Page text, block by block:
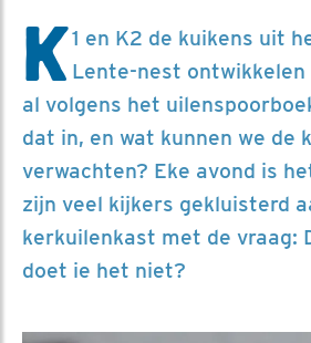
K1 en K2 de kuikens uit
Lente-nest ontwikkelen
al volgens het
dat in, en wat kunnen we de
verwachten? Eke avond is
zijn veel kijkers gekluisterd
kerkuilenkast met de vraag:
doet ie het niet?